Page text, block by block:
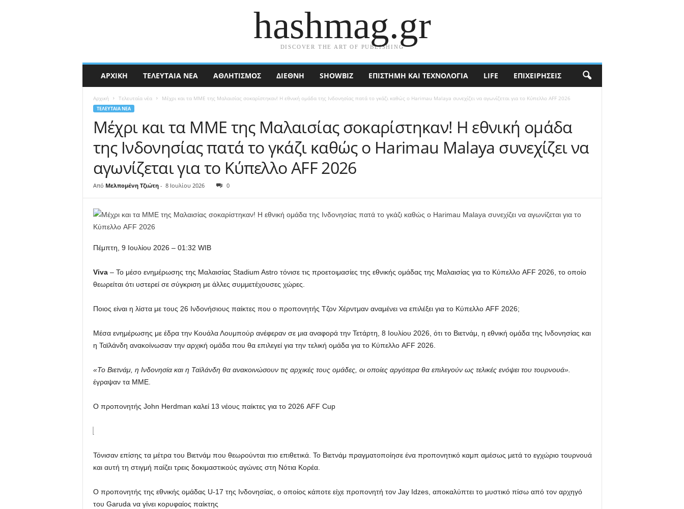
hashmag.gr
DISCOVER THE ART OF PUBLISHING
ΑΡΧΙΚΉ ΤΕΛΕΥΤΑΊΑ ΝΈΑ ΑΘΛΗΤΙΣΜΟΣ ΔΙΕΘΝΉ SHOWBIZ ΕΠΙΣΤΉΜΗ ΚΑΙ ΤΕΧΝΟΛΟΓΊΑ LIFE ΕΠΙΧΕΙΡΉΣΕΙΣ
Αρχική Τελευταία νέα Μέχρι και τα ΜΜΕ της Μαλαισίας σοκαρίστηκαν! Η εθνική ομάδα της Ινδονησίας πατά το γκάζι καθώς ο Harimau Malaya συνεχίζει να αγωνίζεται για το Κύπελλο AFF 2026
ΤΕΛΕΥΤΑΊΑ ΝΈΑ
Μέχρι και τα ΜΜΕ της Μαλαισίας σοκαρίστηκαν! Η εθνική ομάδα
της Ινδονησίας πατά το γκάζι καθώς ο Harimau Malaya συνεχίζει να
αγωνίζεται για το Κύπελλο AFF 2026
Από Μελπομένη Τζιώτη - 8 Ιουλίου 2026 0
Πέμπτη, 9 Ιουλίου 2026 – 01:32 WIB
Viva – Το μέσο ενημέρωσης της Μαλαισίας Stadium Astro τόνισε τις προετοιμασίες της εθνικής ομάδας της Μαλαισίας για το Κύπελλο AFF 2026, το οποίο
θεωρείται ότι υστερεί σε σύγκριση με άλλες συμμετέχουσες χώρες.
Ποιος είναι η λίστα με τους 26 Ινδονήσιους παίκτες που ο προπονητής Τζον Χέρντμαν αναμένει να επιλέξει για το Κύπελλο AFF 2026;
Μέσα ενημέρωσης με έδρα την Κουάλα Λουμπούρ ανέφεραν σε μια αναφορά την Τετάρτη, 8 Ιουλίου 2026, ότι το Βιετνάμ, η εθνική ομάδα της Ινδονησίας και
η Ταϊλάνδη ανακοίνωσαν την αρχική ομάδα που θα επιλεγεί για την τελική ομάδα για το Κύπελλο AFF 2026.
«Το Βιετνάμ, η Ινδονησία και η Ταϊλάνδη θα ανακοινώσουν τις αρχικές τους ομάδες, οι οποίες αργότερα θα επιλεγούν ως τελικές ενόψει του τουρνουά».
έγραψαν τα ΜΜΕ.
Ο προπονητής John Herdman καλεί 13 νέους παίκτες για το 2026 AFF Cup
Τόνισαν επίσης τα μέτρα του Βιετνάμ που θεωρούνται πιο επιθετικά. Το Βιετνάμ πραγματοποίησε ένα προπονητικό καμπ αμέσως μετά το εγχώριο τουρνουά
και αυτή τη στιγμή παίζει τρεις δοκιμαστικούς αγώνες στη Νότια Κορέα.
Ο προπονητής της εθνικής ομάδας U-17 της Ινδονησίας, ο οποίος κάποτε είχε προπονητή τον Jay Idzes, αποκαλύπτει το μυστικό πίσω από τον αρχηγό
του Garuda να γίνει κορυφαίος παίκτης